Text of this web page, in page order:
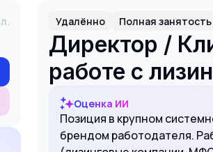
Удалённо Полная занятость
Директор /
работе с
Оценка ИИ
Позиция в крупном
брендом работодателя.